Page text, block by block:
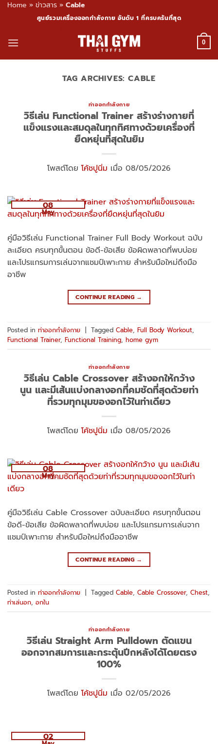
Home » ข่าวสาร » Cable
content
ศูนย์รวมเครื่องออกกำลังกาย อันดับ 1 ที่ครบครันที่สุด
0
TAG ARCHIVES:CABLE
ท่าออกกำลังกาย
วิธีเล่น Functional Trainer สร้างร่างกายที่
แข็งแรงและสมดุลในทุกทิศทางด้วยเครื่องที่
ยืดหยุ่นที่สุดในยิม
โพสต์โดย โค้ชปูนิ่ม เมื่อ 08/05/2026
08
May
คู่มือวิธีเล่น Functional Trainer Full Body Workout ฉบับ
ละเอียด ครบทุกขั้นตอน ข้อดี-ข้อเสีย ข้อผิดพลาดที่พบบ่อย
และโปรแกรมการเล่นจากแชมป์เพาะกาย สำหรับมือใหม่ถึงมือ
อาชีพ
CONTINUE READING →
Posted in ท่าออกกำลังกาย Tagged Cable, Full Body Workout,
Functional Trainer, Functional Training, home gym
ท่าออกกำลังกาย
วิธีเล่น Cable Crossover สร้างอกให้กว้าง
นูน และมีเส้นแบ่งกลางอกที่คมชัดที่สุดด้วยท่า
ที่รวมทุกมุมของอกไว้ในท่าเดียว
โพสต์โดย โค้ชปูนิ่ม เมื่อ 08/05/2026
08
May
คู่มือวิธีเล่น Cable Crossover ฉบับละเอียด ครบทุกขั้นตอน
ข้อดี-ข้อเสีย ข้อผิดพลาดที่พบบ่อย และโปรแกรมการเล่นจาก
แชมป์เพาะกาย สำหรับมือใหม่ถึงมืออาชีพ
CONTINUE READING →
Posted in ท่าออกกำลังกาย Tagged Cable, Cable Crossover, Chest,
ท่าเล่นอก, อกใน
ท่าออกกำลังกาย
วิธีเล่น Straight Arm Pulldown ตัดแขน
ออกจากสมการและกระตุ้นปีกหลังได้โดยตรง
100%
โพสต์โดย โค้ชปูนิ่ม เมื่อ 02/05/2026
02